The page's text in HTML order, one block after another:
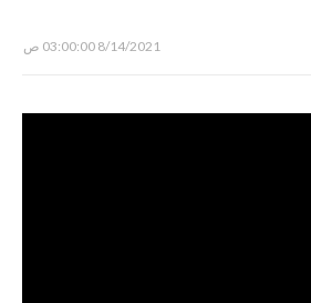
8/14/2021 03:00:00 ص